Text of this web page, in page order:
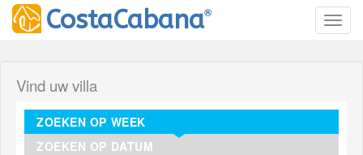
CostaCabana®
Vind uw villa
ZOEKEN OP WEEK
ZOEKEN OP DATUM